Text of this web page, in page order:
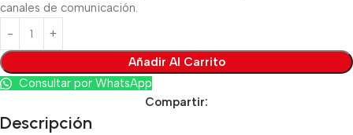
canales de comunicación.
Añadir Al Carrito
Consultar por WhatsApp
Compartir:
Descripción